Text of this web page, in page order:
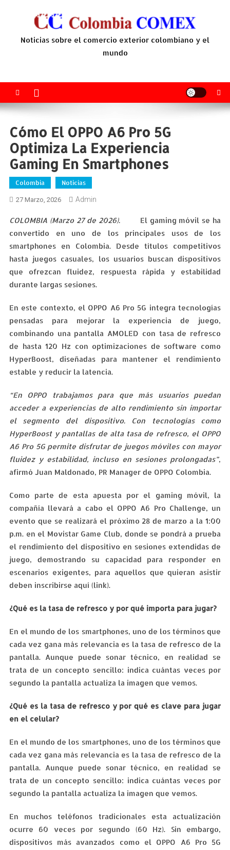
Noticias sobre el comercio exterior colombiano y el
mundo
Cómo El OPPO A6 Pro 5G
Optimiza La Experiencia
Gaming En Smartphones
Colombia Noticias
27 Marzo, 2026 Admin
COLOMBIA (Marzo 27 de 2026). El gaming móvil se ha
convertido en uno de los principales usos de los
smartphones en Colombia. Desde títulos competitivos
hasta juegos casuales, los usuarios buscan dispositivos
que ofrezcan fluidez, respuesta rápida y estabilidad
durante largas sesiones.
En este contexto, el OPPO A6 Pro 5G integra tecnologías
pensadas para mejorar la experiencia de juego,
combinando una pantalla AMOLED con tasa de refresco
de hasta 120 Hz con optimizaciones de software como
HyperBoost, diseñadas para mantener el rendimiento
estable y reducir la latencia.
“En OPPO trabajamos para que más usuarios puedan
acceder a experiencias de alto rendimiento sin importar
el segmento del dispositivo. Con tecnologías como
HyperBoost y pantallas de alta tasa de refresco, el OPPO
A6 Pro 5G permite disfrutar de juegos móviles con mayor
fluidez y estabilidad, incluso en sesiones prolongadas”,
afirmó Juan Maldonado, PR Manager de OPPO Colombia.
Como parte de esta apuesta por el gaming móvil, la
compañía llevará a cabo el OPPO A6 Pro Challenge, un
evento que se realizará el próximo 28 de marzo a la 1:00
p.m. en el Movistar Game Club, donde se pondrá a prueba
el rendimiento del dispositivo en sesiones extendidas de
juego, demostrando su capacidad para responder en
escenarios exigentes, para aquellos que quieran asistir
deben inscribirse aquí (link).
¿Qué es la tasa de refresco y por qué importa para jugar?
En el mundo de los smartphones, uno de los términos que
cada vez gana más relevancia es la tasa de refresco de la
pantalla. Aunque puede sonar técnico, en realidad se
trata de un concepto sencillo: indica cuántas veces por
segundo la pantalla actualiza la imagen que vemos.
¿Qué es la tasa de refresco y por qué es clave para jugar
en el celular?
En el mundo de los smartphones, uno de los términos que
cada vez gana más relevancia es la tasa de refresco de la
pantalla. Aunque puede sonar técnico, en realidad se
trata de un concepto sencillo: indica cuántas veces por
segundo la pantalla actualiza la imagen que vemos.
En muchos teléfonos tradicionales esta actualización
ocurre 60 veces por segundo (60 Hz). Sin embargo,
dispositivos más avanzados como el OPPO A6 Pro 5G